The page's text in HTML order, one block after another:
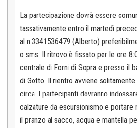
La partecipazione dovrà essere
tassativamente entro il martedì
al n.3341536479 (Alberto)
o sms. Il ritrovo è fissato per le ore
centrale di Forni di Sopra e presso il
di Sotto. Il rientro avviene
circa. I partecipanti dovranno
calzature da escursionismo e portare
il pranzo al sacco, acqua e mantella